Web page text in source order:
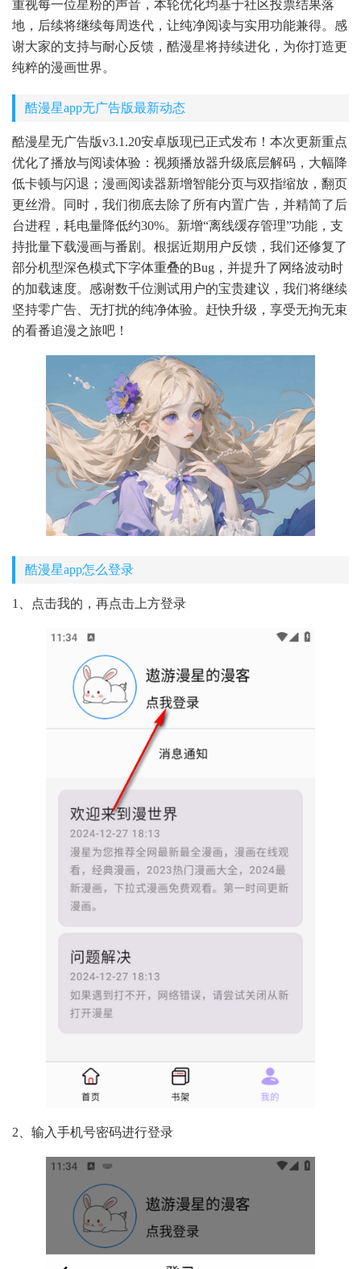
重视每一位星粉的声音，本轮优化均基于社区投票结果落
地，后续将继续每周迭代，让纯净阅读与实用功能兼得。感
谢大家的支持与耐心反馈，酷漫星将持续进化，为你打造更
纯粹的漫画世界。
酷漫星app无广告版最新动态
酷漫星无广告版v3.1.20安卓版现已正式发布！本次更新重点
优化了播放与阅读体验：视频播放器升级底层解码，大幅降
低卡顿与闪退；漫画阅读器新增智能分页与双指缩放，翻页
更丝滑。同时，我们彻底去除了所有内置广告，并精简了后
台进程，耗电量降低约30%。新增“离线缓存管理”功能，支
持批量下载漫画与番剧。根据近期用户反馈，我们还修复了
部分机型深色模式下字体重叠的Bug，并提升了网络波动时
的加载速度。感谢数千位测试用户的宝贵建议，我们将继续
坚持零广告、无打扰的纯净体验。赶快升级，享受无拘无束
的看番追漫之旅吧！
酷漫星app怎么登录
1、点击我的，再点击上方登录
2、输入手机号密码进行登录